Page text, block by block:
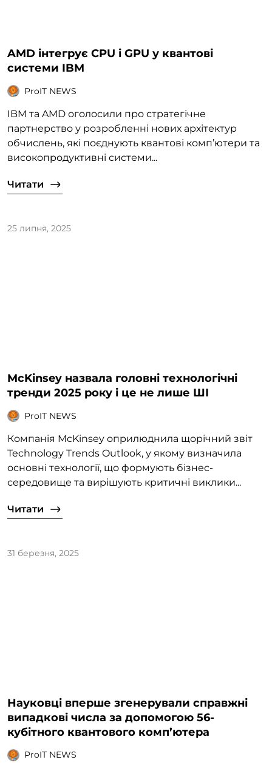
AMD інтегрує CPU і GPU у квантові
системи IBM
ProIT NEWS
IBM та AMD оголосили про стратегічне
партнерство у розробленні нових архітектур
обчислень, які поєднують квантові комп’ютери та
високопродуктивні системи...
Читати
25 липня, 2025
McKinsey назвала головні технологічні
тренди 2025 року і це не лише ШІ
ProIT NEWS
Компанія McKinsey оприлюднила щорічний звіт
Technology Trends Outlook, у якому визначила
основні технології, що формують бізнес-
середовище та вирішують критичні виклики...
Читати
31 березня, 2025
Науковці вперше згенерували справжні
випадкові числа за допомогою 56-
кубітного квантового комп’ютера
ProIT NEWS